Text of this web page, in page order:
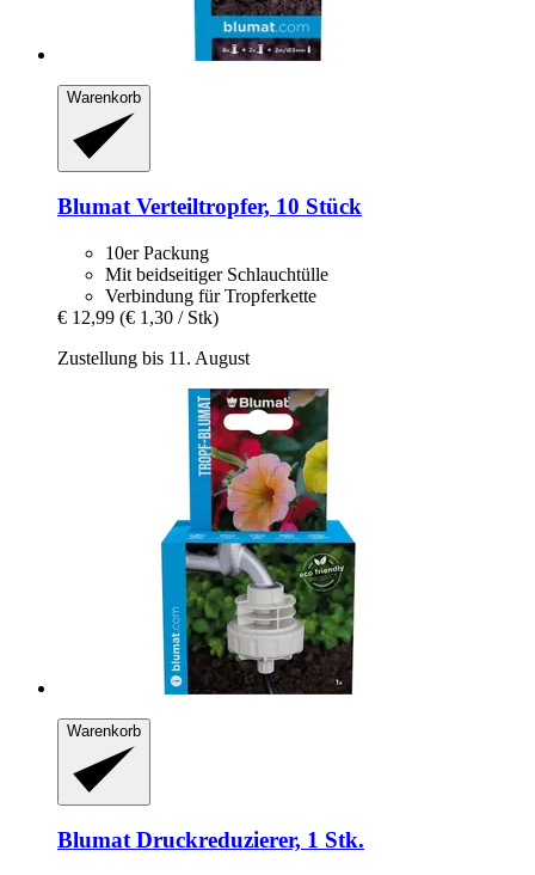
Warenkorb
BlumatVerteiltropfer, 10 Stück
10er Packung
Mit beidseitiger Schlauchtülle
Verbindung für Tropferkette
€ 12,99 (€ 1,30 / Stk)
Zustellung bis 11. August
Warenkorb
BlumatDruckreduzierer, 1 Stk.